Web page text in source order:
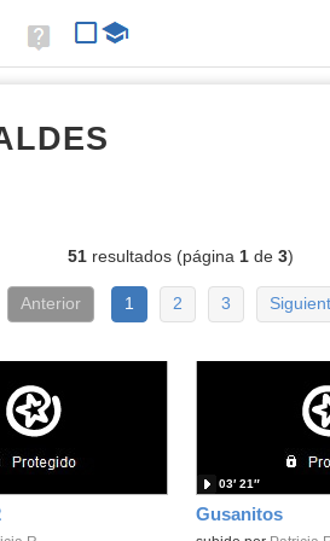
avanzada
Ayuda
(en
51resultados (página 1de 3)
Anterior 1 2 3
Gusanitos
03′ 21″